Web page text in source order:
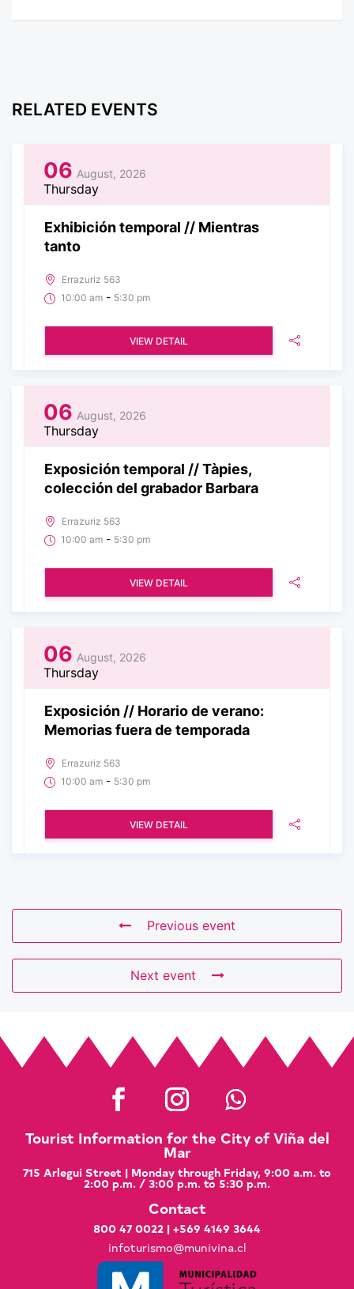
RELATED EVENTS
06 August, 2026
Thursday
Exhibición temporal // Mientras
tanto
Errazuriz 563
10:00 am - 5:30 pm
VIEW DETAIL
06 August, 2026
Thursday
Exposición temporal // Tàpies,
colección del grabador Barbara
Errazuriz 563
10:00 am - 5:30 pm
VIEW DETAIL
06 August, 2026
Thursday
Exposición // Horario de verano:
Memorias fuera de temporada
Errazuriz 563
10:00 am - 5:30 pm
VIEW DETAIL
Previous event
Next event
Tourist Information for the City of Viña del
Mar
715 Arlegui Street | Monday through Friday, 9:00 a.m. to
2:00 p.m. / 3:00 p.m. to 5:30 p.m.
Contact
800 47 0022 | +569 4149 3644
infoturismo@munivina.cl